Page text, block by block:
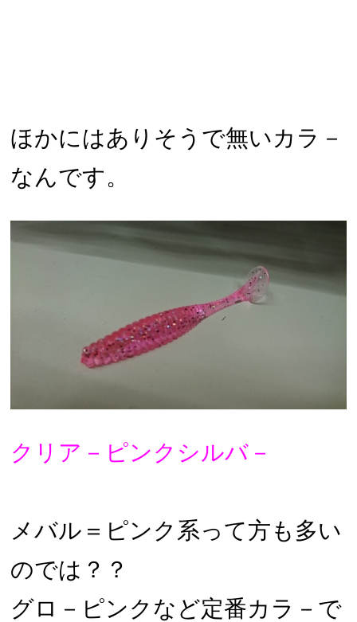
ほかにはありそうで無いカラ－
なんです。
クリア－ピンクシルバ－
メバル＝ピンク系って方も多い
のでは？？
グロ－ピンクなど定番カラ－で